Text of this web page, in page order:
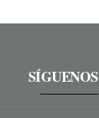
SÍGUENOS